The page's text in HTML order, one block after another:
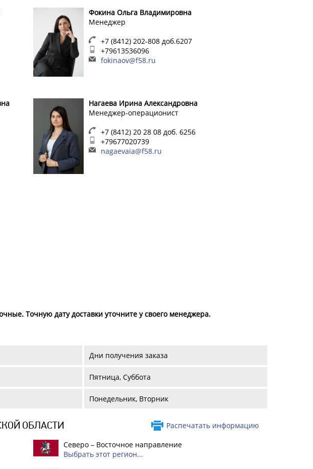
Фокина Ольга Владимировна
Менеджер
+7 (8412) 202-808 доб.6207
+79613536096
fokinaov@f58.ru
Нагаева Ирина Александровна
Менеджер-операционист
+7 (8412) 20 28 08 доб. 6256
+79677020739
nagaevaia@f58.ru
Точную дату доставки уточните у своего менеджера.
Дни получения заказа
Пятница, Суббота
Понедельник, Вторник
Распечатать информацию
ОБЛАСТИ
Северо – Восточное направление
Выбрать этот регион...